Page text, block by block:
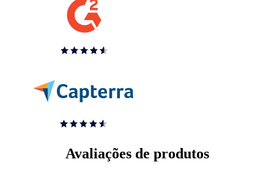
Avaliações de produtos